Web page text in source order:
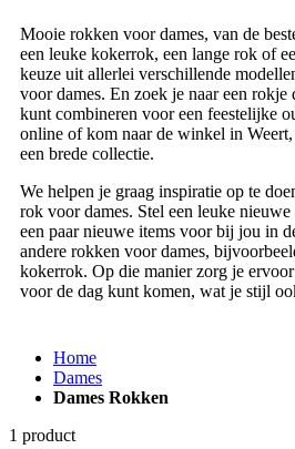
Mooie rokken voor dames, van de
een leuke kokerrok, een lange rok of
keuze uit allerlei verschillende
voor dames. En zoek je naar een rokje
kunt combineren voor een feestelijke
online of kom naar de winkel in
een brede collectie.
We helpen je graag inspiratie op te
rok voor dames. Stel een leuke
een paar nieuwe items voor bij jou in
andere rokken voor dames,
kokerrok. Op die manier zorg je
voor de dag kunt komen, wat je stijl
Home
Dames
Dames Rokken
1 product